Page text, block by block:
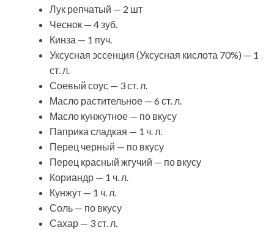
Лук репчатый — 2 шт
Чеснок — 4 зуб.
Кинза — 1 пуч.
Уксусная эссенция (Уксусная кислота 70%) — 1
ст. л.
Соевый соус — 3 ст. л.
Масло растительное — 6 ст. л.
Масло кунжутное — по вкусу
Паприка сладкая — 1 ч. л.
Перец черный — по вкусу
Перец красный жгучий — по вкусу
Кориандр — 1 ч. л.
Кунжут — 1 ч. л.
Соль — по вкусу
Сахар — 3 ст. л.